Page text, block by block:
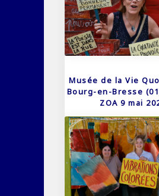
Musée de la Vie
Bourg-en-Bresse
ZOA 9 mai